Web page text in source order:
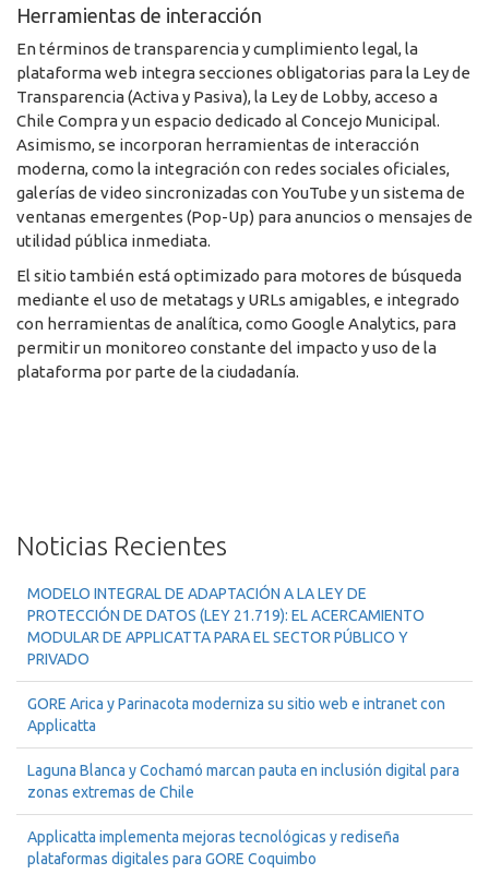
Herramientas de interacción
En términos de transparencia y cumplimiento legal, la
plataforma web integra secciones obligatorias para la Ley de
Transparencia (Activa y Pasiva), la Ley de Lobby, acceso a
Chile Compra y un espacio dedicado al Concejo Municipal.
Asimismo, se incorporan herramientas de interacción
moderna, como la integración con redes sociales oficiales,
galerías de video sincronizadas con YouTube y un sistema de
ventanas emergentes (Pop-Up) para anuncios o mensajes de
utilidad pública inmediata.
El sitio también está optimizado para motores de búsqueda
mediante el uso de metatags y URLs amigables, e integrado
con herramientas de analítica, como Google Analytics, para
permitir un monitoreo constante del impacto y uso de la
plataforma por parte de la ciudadanía.
Noticias Recientes
MODELO INTEGRAL DE ADAPTACIÓN A LA LEY DE
PROTECCIÓN DE DATOS (LEY 21.719): EL ACERCAMIENTO
MODULAR DE APPLICATTA PARA EL SECTOR PÚBLICO Y
PRIVADO
GORE Arica y Parinacota moderniza su sitio web e intranet con
Applicatta
Laguna Blanca y Cochamó marcan pauta en inclusión digital para
zonas extremas de Chile
Applicatta implementa mejoras tecnológicas y rediseña
plataformas digitales para GORE Coquimbo